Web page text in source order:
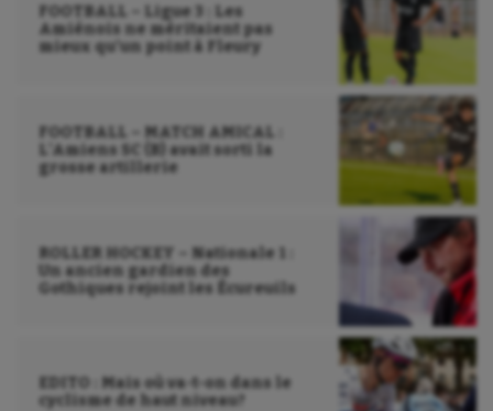
FOOTBALL – Ligue 3 : Les
Amiénois ne méritaient pas
mieux qu’un point à Fleury
FOOTBALL – MATCH AMICAL :
L’Amiens SC (B) avait sorti la
grosse artillerie
ROLLER HOCKEY – Nationale 1 :
Un ancien gardien des
Gothiques rejoint les Écureuils
EDITO : Mais où va-t-on dans le
cyclisme de haut niveau?